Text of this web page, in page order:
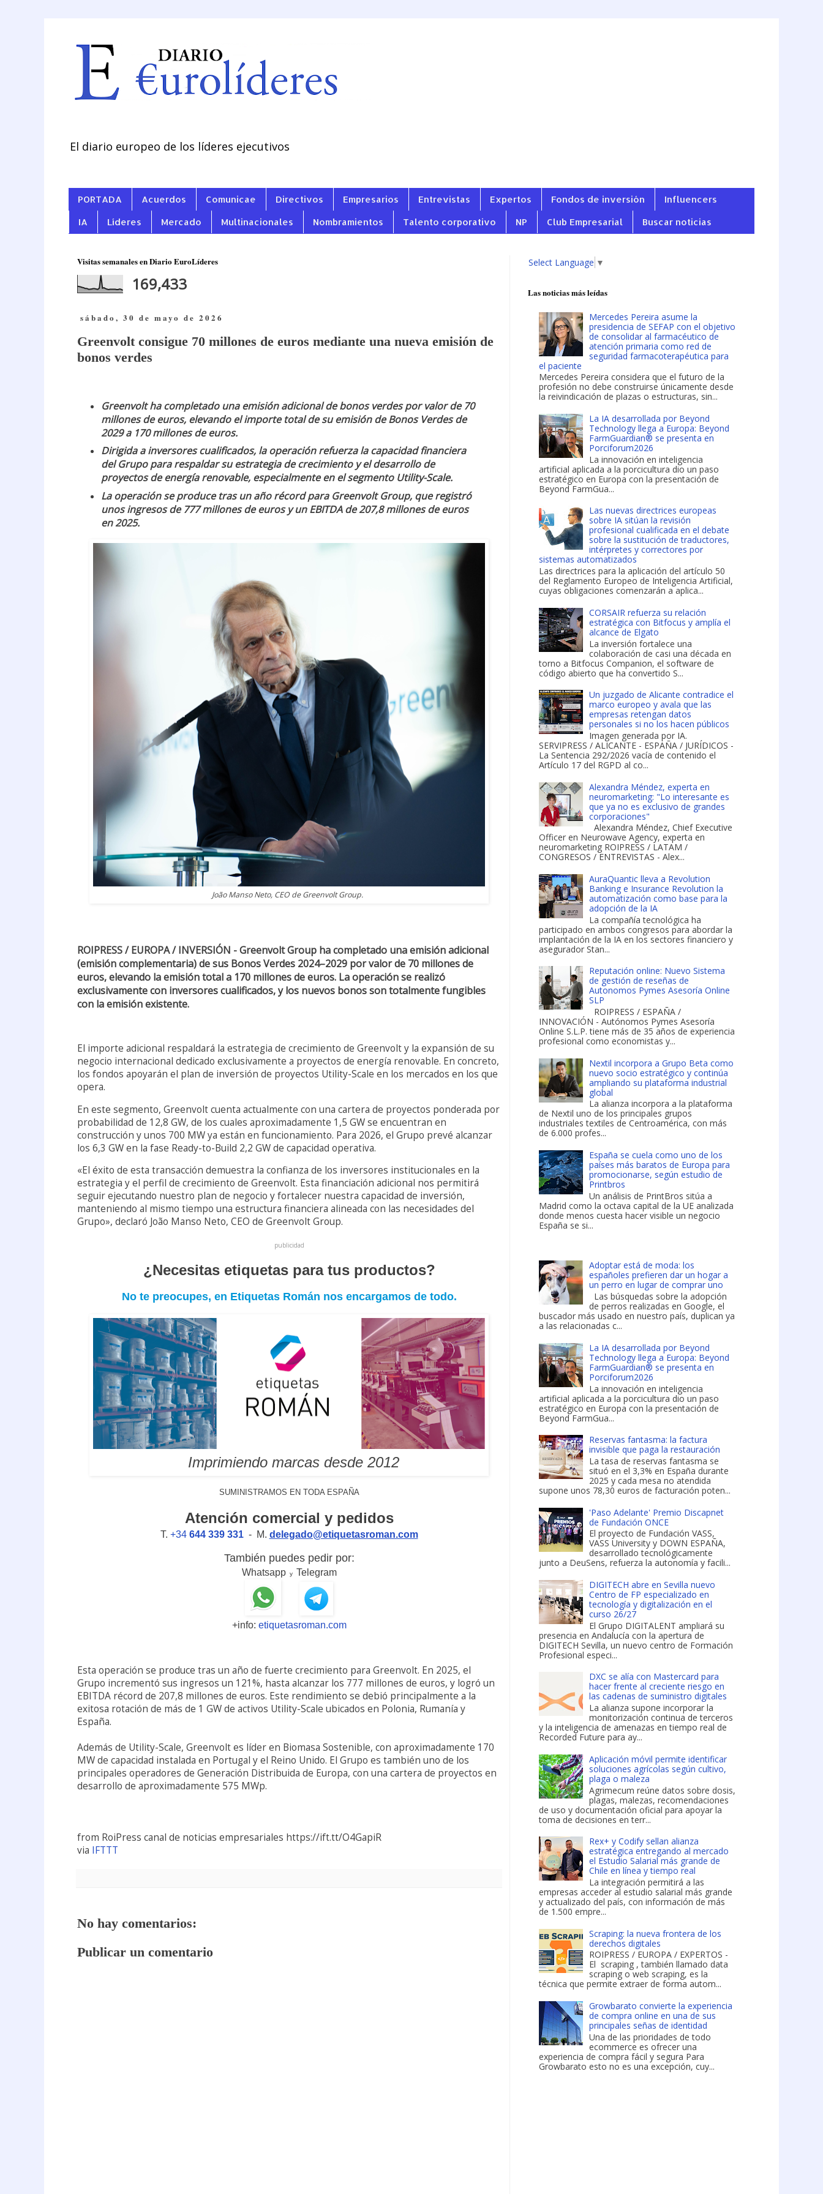
El diario europeo de los líderes ejecutivos
PORTADA Acuerdos Comunicae Directivos Empresarios Entrevistas Expertos Fondos de inversión
Influencers
IA
Líderes Mercado Multinacionales Nombramientos Talento corporativo NP Club Empresarial Buscar noticias
Visitas semanales en Diario EuroLíderes
169,433
sábado, 30 de mayo de 2026
Greenvolt consigue 70 millones de euros mediante una nueva emisión de
bonos verdes
Greenvolt ha completado una emisión adicional de bonos verdes por valor de 70
millones de euros, elevando el importe total de su emisión de Bonos Verdes de
2029 a 170 millones de euros.
Dirigida a inversores cualificados, la operación refuerza la capacidad financiera
del Grupo para respaldar su estrategia de crecimiento y el desarrollo de
proyectos de energía renovable, especialmente en el segmento Utility-Scale.
La operación se produce tras un año récord para Greenvolt Group, que registró
unos ingresos de 777 millones de euros y un EBITDA de 207,8 millones de euros
en 2025.
João Manso Neto, CEO de Greenvolt Group.
ROIPRESS / EUROPA / INVERSIÓN - Greenvolt Group ha completado una emisión adicional
(emisión complementaria) de sus Bonos Verdes 2024–2029 por valor de 70 millones de
euros, elevando la emisión total a 170 millones de euros. La operación se realizó
exclusivamente con inversores cualificados, y los nuevos bonos son totalmente fungibles
con la emisión existente.
El importe adicional respaldará la estrategia de crecimiento de Greenvolt y la expansión de su
negocio internacional dedicado exclusivamente a proyectos de energía renovable. En concreto,
los fondos apoyarán el plan de inversión de proyectos Utility-Scale en los mercados en los que
opera.
En este segmento, Greenvolt cuenta actualmente con una cartera de proyectos ponderada por
probabilidad de 12,8 GW, de los cuales aproximadamente 1,5 GW se encuentran en
construcción y unos 700 MW ya están en funcionamiento. Para 2026, el Grupo prevé alcanzar
los 6,3 GW en la fase Ready-to-Build 2,2 GW de capacidad operativa.
«El éxito de esta transacción demuestra la confianza de los inversores institucionales en la
estrategia y el perfil de crecimiento de Greenvolt. Esta financiación adicional nos permitirá
seguir ejecutando nuestro plan de negocio y fortalecer nuestra capacidad de inversión,
manteniendo al mismo tiempo una estructura financiera alineada con las necesidades del
Grupo», declaró João Manso Neto, CEO de Greenvolt Group.
publicidad
¿Necesitas etiquetas para tus productos?
No te preocupes, en Etiquetas Román nos encargamos de todo.
Imprimiendo marcas desde 2012
SUMINISTRAMOS EN TODA ESPAÑA
Atención comercial y pedidos
T. +34 644 339 331- M. delegado@etiquetasroman.com
También puedes pedir por:
Whatsappy Telegram
+info: etiquetasroman.com
Esta operación se produce tras un año de fuerte crecimiento para Greenvolt. En 2025, el
Grupo incrementó sus ingresos un 121%, hasta alcanzar los 777 millones de euros, y logró un
EBITDA récord de 207,8 millones de euros. Este rendimiento se debió principalmente a la
exitosa rotación de más de 1 GW de activos Utility-Scale ubicados en Polonia, Rumanía y
España.
Además de Utility-Scale, Greenvolt es líder en Biomasa Sostenible, con aproximadamente 170
MW de capacidad instalada en Portugal y el Reino Unido. El Grupo es también uno de los
principales operadores de Generación Distribuida de Europa, con una cartera de proyectos en
desarrollo de aproximadamente 575 MWp.
from RoiPress canal de noticias empresariales https://ift.tt/O4GapiR
via IFTTT
No hay comentarios:
Publicar un comentario
Select Language ▼
Las noticias más leídas
Mercedes Pereira asume la
presidencia de SEFAP con el objetivo
de consolidar al farmacéutico de
atención primaria como red de
seguridad farmacoterapéutica para
el paciente
Mercedes Pereira considera que el futuro de la
profesión no debe construirse únicamente desde
la reivindicación de plazas o estructuras, sin...
La IA desarrollada por Beyond
Technology llega a Europa: Beyond
FarmGuardian® se presenta en
Porciforum2026
La innovación en inteligencia
artificial aplicada a la porcicultura dio un paso
estratégico en Europa con la presentación de
Beyond FarmGua...
Las nuevas directrices europeas
sobre IA sitúan la revisión
profesional cualificada en el debate
sobre la sustitución de traductores,
intérpretes y correctores por
sistemas automatizados
Las directrices para la aplicación del artículo 50
del Reglamento Europeo de Inteligencia Artificial,
cuyas obligaciones comenzarán a aplica...
CORSAIR refuerza su relación
estratégica con Bitfocus y amplía el
alcance de Elgato
La inversión fortalece una
colaboración de casi una década en
torno a Bitfocus Companion, el software de
código abierto que ha convertido S...
Un juzgado de Alicante contradice el
marco europeo y avala que las
empresas retengan datos
personales si no los hacen públicos
Imagen generada por IA.
SERVIPRESS / ALICANTE - ESPAÑA / JURÍDICOS -
La Sentencia 292/2026 vacía de contenido el
Artículo 17 del RGPD al co...
Alexandra Méndez, experta en
neuromarketing: "Lo interesante es
que ya no es exclusivo de grandes
corporaciones"
Alexandra Méndez, Chief Executive
Officer en Neurowave Agency, experta en
neuromarketing ROIPRESS / LATAM /
CONGRESOS / ENTREVISTAS - Alex...
AuraQuantic lleva a Revolution
Banking e Insurance Revolution la
automatización como base para la
adopción de la IA
La compañía tecnológica ha
participado en ambos congresos para abordar la
implantación de la IA en los sectores financiero y
asegurador Stan...
Reputación online: Nuevo Sistema
de gestión de reseñas de
Autonomos Pymes Asesoría Online
SLP
ROIPRESS / ESPAÑA /
INNOVACIÓN - Autónomos Pymes Asesoría
Online S.L.P. tiene más de 35 años de experiencia
profesional como economistas y...
Nextil incorpora a Grupo Beta como
nuevo socio estratégico y continúa
ampliando su plataforma industrial
global
La alianza incorpora a la plataforma
de Nextil uno de los principales grupos
industriales textiles de Centroamérica, con más
de 6.000 profes...
España se cuela como uno de los
países más baratos de Europa para
promocionarse, según estudio de
Printbros
Un análisis de PrintBros sitúa a
Madrid como la octava capital de la UE analizada
donde menos cuesta hacer visible un negocio
España se si...
Adoptar está de moda: los
españoles prefieren dar un hogar a
un perro en lugar de comprar uno
Las búsquedas sobre la adopción
de perros realizadas en Google, el
buscador más usado en nuestro país, duplican ya
a las relacionadas c...
La IA desarrollada por Beyond
Technology llega a Europa: Beyond
FarmGuardian® se presenta en
Porciforum2026
La innovación en inteligencia
artificial aplicada a la porcicultura dio un paso
estratégico en Europa con la presentación de
Beyond FarmGua...
Reservas fantasma: la factura
invisible que paga la restauración
La tasa de reservas fantasma se
situó en el 3,3% en España durante
2025 y cada mesa no atendida
supone unos 78,30 euros de facturación poten...
'Paso Adelante' Premio Discapnet
de Fundación ONCE
El proyecto de Fundación VASS,
VASS University y DOWN ESPAÑA,
desarrollado tecnológicamente
junto a DeuSens, refuerza la autonomía y facili...
DIGITECH abre en Sevilla nuevo
Centro de FP especializado en
tecnología y digitalización en el
curso 26/27
El Grupo DIGITALENT ampliará su
presencia en Andalucía con la apertura de
DIGITECH Sevilla, un nuevo centro de Formación
Profesional especi...
DXC se alía con Mastercard para
hacer frente al creciente riesgo en
las cadenas de suministro digitales
La alianza supone incorporar la
monitorización continua de terceros
y la inteligencia de amenazas en tiempo real de
Recorded Future para ay...
Aplicación móvil permite identificar
soluciones agrícolas según cultivo,
plaga o maleza
Agrimecum reúne datos sobre dosis,
plagas, malezas, recomendaciones
de uso y documentación oficial para apoyar la
toma de decisiones en terr...
Rex+ y Codify sellan alianza
estratégica entregando al mercado
el Estudio Salarial más grande de
Chile en línea y tiempo real
La integración permitirá a las
empresas acceder al estudio salarial más grande
y actualizado del país, con información de más
de 1.500 empre...
Scraping: la nueva frontera de los
derechos digitales
ROIPRESS / EUROPA / EXPERTOS -
El scraping , también llamado data
scraping o web scraping, es la
técnica que permite extraer de forma autom...
Growbarato convierte la experiencia
de compra online en una de sus
principales señas de identidad
Una de las prioridades de todo
ecommerce es ofrecer una
experiencia de compra fácil y segura Para
Growbarato esto no es una excepción, cuy...